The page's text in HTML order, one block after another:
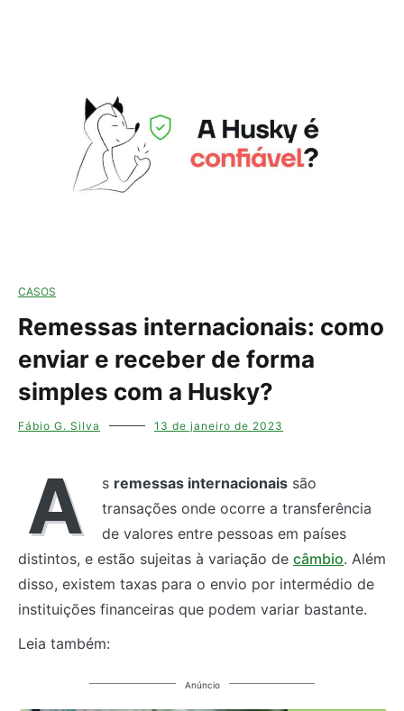
CASOS
Remessas internacionais: como
enviar e receber de forma
simples com a Husky?
Fábio G. Silva 13 de janeiro de 2023
A s remessas internacionais são
transações onde ocorre a transferência
de valores entre pessoas em países
distintos, e estão sujeitas à variação de câmbio. Além
disso, existem taxas para o envio por intermédio de
instituições financeiras que podem variar bastante.
Leia também:
Anúncio